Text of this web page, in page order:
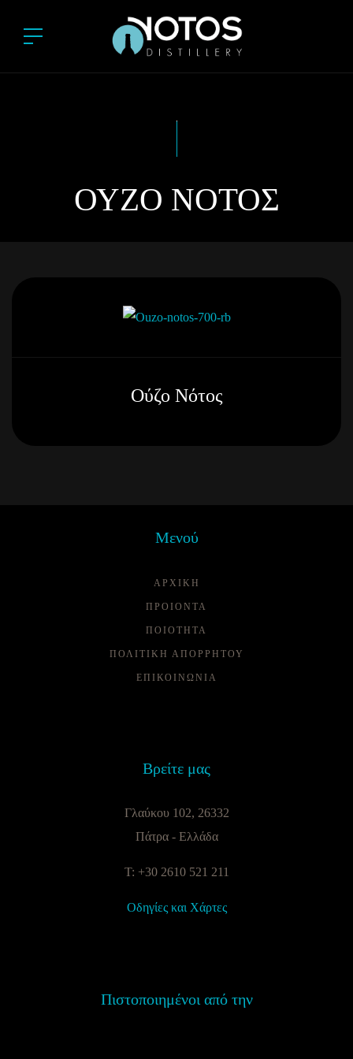
ΟΎΖΟ ΝΌΤΟΣ
Ούζο Νότος
Μενού
ΑΡΧΙΚΗ
ΠΡΟΙΟΝΤΑ
ΠΟΙΌΤΗΤΑ
ΠΟΛΙΤΙΚΗ ΑΠΟΡΡΗΤΟΥ
ΕΠΙΚΟΙΝΩΝΙΑ
Βρείτε μας
Γλαύκου 102, 26332
Πάτρα - Ελλάδα
T: +30 2610 521 211
Οδηγίες και Χάρτες
Πιστοποιημένοι από την